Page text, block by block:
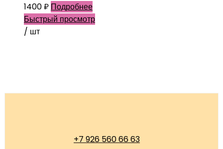
1400₽ Подробнее
Быстрый просмотр
/ шт
+7 926 560 66 63